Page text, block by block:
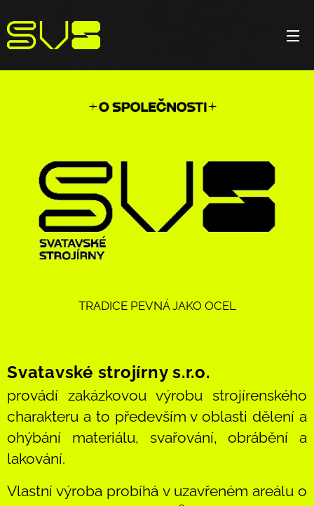
TRADICE PEVNÁ JAKO OCEL
Svatavské strojírny s.r.o.
provádí zakázkovou výrobu strojírenského
charakteru a to především v oblasti dělení a
ohýbání materiálu, svařování, obrábění a
lakování.
Vlastní výroba probíhá v uzavřeném areálu o